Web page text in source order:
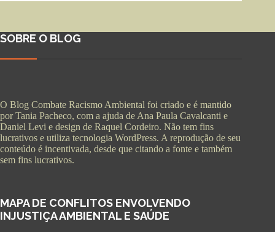
SOBRE O BLOG
O Blog Combate Racismo Ambiental foi criado e é mantido
por Tania Pacheco, com a ajuda de Ana Paula Cavalcanti e
Daniel Levi e design de Raquel Cordeiro. Não tem fins
lucrativos e utiliza tecnologia WordPress. A reprodução de seu
conteúdo é incentivada, desde que citando a fonte e também
sem fins lucrativos.
MAPA DE CONFLITOS ENVOLVENDO
INJUSTIÇA AMBIENTAL E SAÚDE